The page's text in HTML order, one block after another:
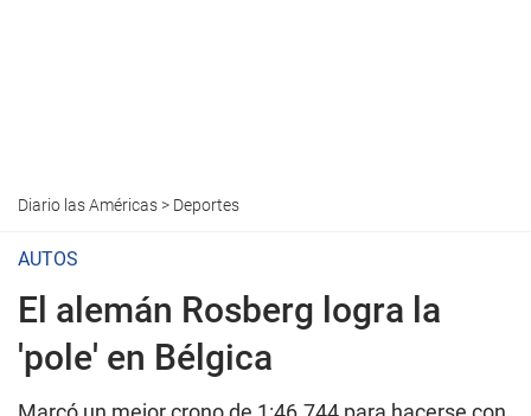
Diario las Américas> Deportes
AUTOS
El alemán Rosberg logra la
'pole' en Bélgica